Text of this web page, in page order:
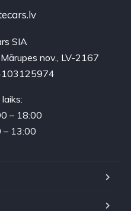
SIA
nov., LV-2167
– 18:00
– 13:00